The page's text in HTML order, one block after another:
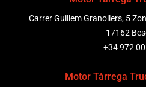
Carrer Guillem Granollers, 5
17162
+34 972
Motor Tàrrega